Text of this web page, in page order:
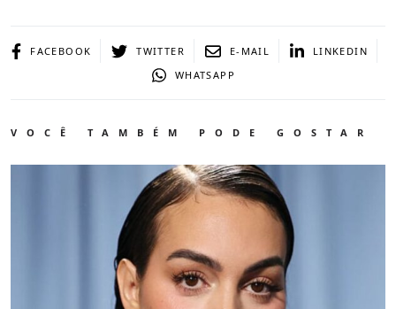
FACEBOOK TWITTER E-MAIL
LINKEDIN
WHATSAPP
VOCÊ TAMBÉM PODE GOSTAR